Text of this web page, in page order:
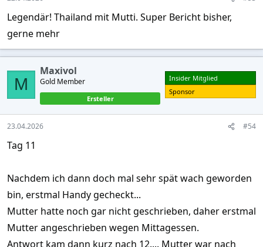
Legendär! Thailand mit Mutti. Super Bericht bisher,
gerne mehr
M
Maxivol
Gold Member
Ersteller
Insider Mitglied
Sponsor
23.04.2026 #54
Tag 11
Nachdem ich dann doch mal sehr spät wach geworden
bin, erstmal Handy gecheckt...
Mutter hatte noch gar nicht geschrieben, daher erstmal
Mutter angeschrieben wegen Mittagessen.
Antwort kam dann kurz nach 12.... Mutter war nach